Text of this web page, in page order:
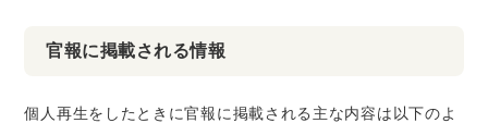
官報に掲載される情報
個人再生をしたときに官報に掲載される主な内容は以下のよ